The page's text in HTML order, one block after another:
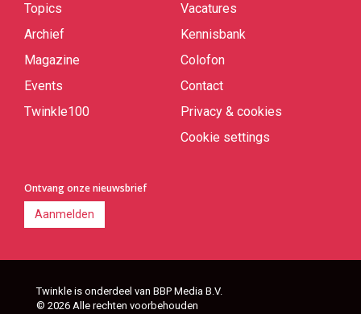
Topics
Archief
Magazine
Events
Twinkle100
Vacatures
Kennisbank
Colofon
Contact
Privacy & cookies
Cookie settings
Ontvang onze nieuwsbrief
Aanmelden
Twinkle is onderdeel van BBP Media B.V.
© 2026 Alle rechten voorbehouden